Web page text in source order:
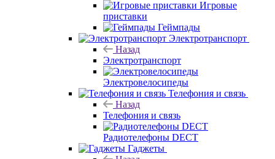
Игровые
приставки
Геймпады
Электротранспорт
Назад
Электротранспорт
Электровелосипеды
Телефония и связь
Назад
Телефония и связь
Радиотелефоны DECT
Гаджеты